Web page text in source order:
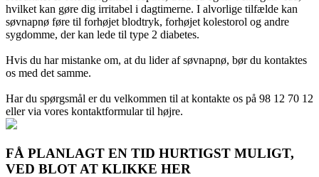
hvilket kan gøre dig irritabel i dagtimerne. I alvorlige tilfælde kan
søvnapnø føre til forhøjet blodtryk, forhøjet kolestorol og andre
sygdomme, der kan lede til type 2 diabetes.
Hvis du har mistanke om, at du lider af søvnapnø, bør du kontaktes
os med det samme.
Har du spørgsmål er du velkommen til at kontakte os på 98 12 70 12
eller via vores kontaktformular til højre.
FÅ PLANLAGT EN TID HURTIGST MULIGT,
VED BLOT AT KLIKKE HER